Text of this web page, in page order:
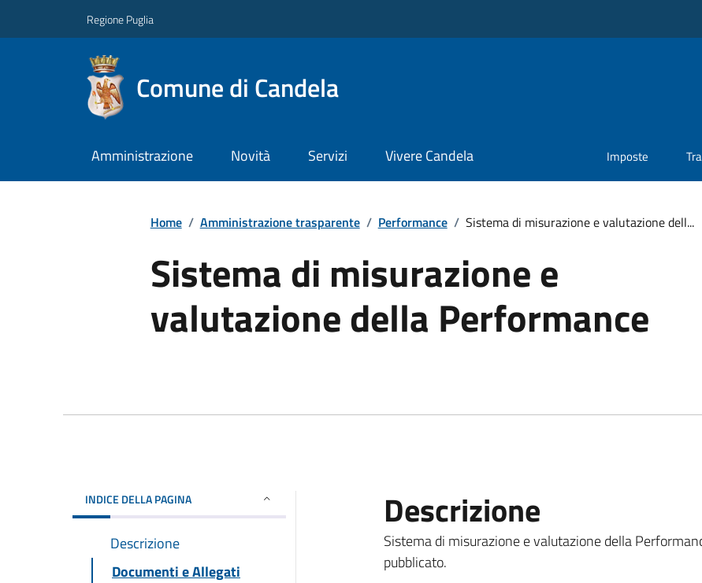
Regione Puglia
Comune di Candela
Amministrazione Novità Servizi Vivere Candela Imposte
Home / Amministrazione trasparente / Performance / Sistema di misurazione e valutazione dell...
Sistema di misurazione e
valutazione della Performance
INDICE DELLA PAGINA
Descrizione
Documenti e Allegati
Descrizione
Sistema di misurazione e valutazione della
pubblicato.